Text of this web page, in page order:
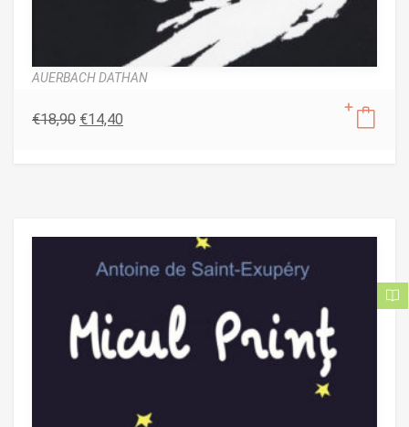
AUERBACH DATHAN
€18,90 €14,40